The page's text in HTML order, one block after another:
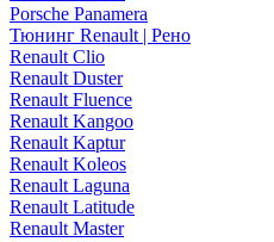
Porsche Panamera
Тюнинг Renault | Рено
Renault Clio
Renault Duster
Renault Fluence
Renault Kangoo
Renault Kaptur
Renault Koleos
Renault Laguna
Renault Latitude
Renault Master